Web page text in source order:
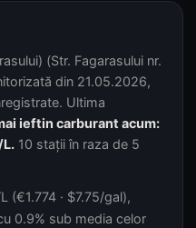
(Str. Fagarasului nr.
din 21.05.2026,
Ultima
ieftin carburant acum:
L. 10 stații în raza de 5
(€1.774 · $7.75/gal),
0.9% sub media celor